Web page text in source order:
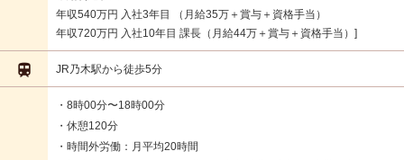
年収540万円 入社3年目 （月給35万＋賞与＋資格手当）
年収720万円 入社10年目 課長（月給44万＋賞与＋資格手当）
 JR乃木駅から徒歩5分
・8時00分〜18時00分
・休憩120分
・時間外労働：月平均20時間